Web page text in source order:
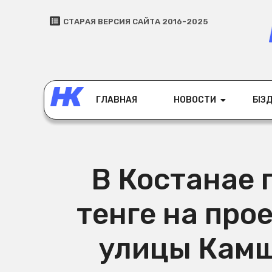
СТАРАЯ ВЕРСИЯ САЙТА 2016-2025
ГЛАВНАЯ НОВОСТИ
В Костанае
тенге на
улицы